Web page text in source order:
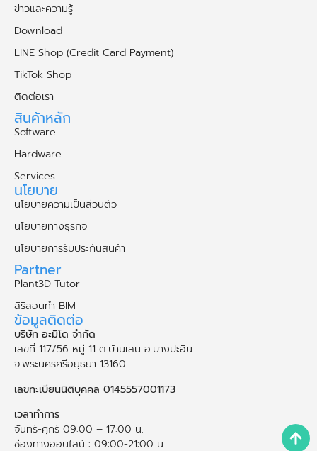
ข่าวและความรู้
Download
LINE Shop (Credit Card Payment)
TikTok Shop
ติดต่อเรา
สินค้าหลัก
Software
Hardware
Services
นโยบาย
นโยบายความเป็นส่วนตัว
นโยบายทางธุรกิจ
นโยบายการรับประกันสินค้า
Partner
Plant3D Tutor
สิริสอนทำ BIM
ข้อมูลติดต่อ
บริษัท อะมิโด จำกัด
เลขที่ 117/56 หมู่ 11 ต.บ้านเลน อ.บางปะอิน
จ.พระนคร​ศรี​อยุธยา​ 13160
เลขทะเบียนนิติบุคคล 0145557001173
เวลาทำการ
จันทร์-ศุกร์ 09:00 – 17:00 น.
ช่องทางออนไลน์ : 09:00-21:00 น.